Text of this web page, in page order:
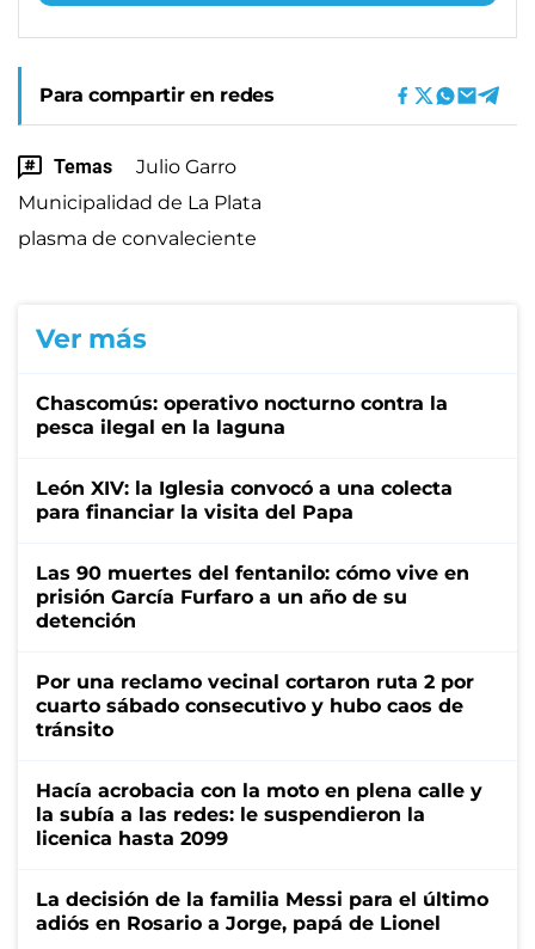
Para compartir en redes
Temas
Julio Garro
Municipalidad de La Plata
plasma de convaleciente
Ver más
Chascomús: operativo nocturno contra la
pesca ilegal en la laguna
León XIV: la Iglesia convocó a una colecta
para financiar la visita del Papa
Las 90 muertes del fentanilo: cómo vive en
prisión García Furfaro a un año de su
detención
Por una reclamo vecinal cortaron ruta 2 por
cuarto sábado consecutivo y hubo caos de
tránsito
Hacía acrobacia con la moto en plena calle y
la subía a las redes: le suspendieron la
licenica hasta 2099
La decisión de la familia Messi para el último
adiós en Rosario a Jorge, papá de Lionel